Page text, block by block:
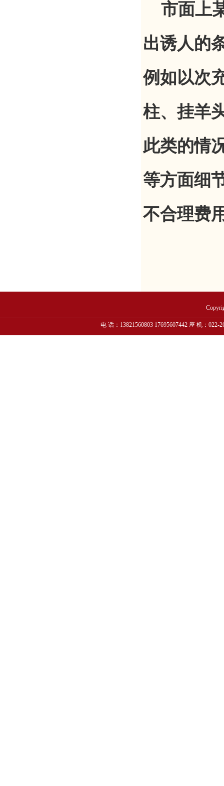
市面上
出诱人的
例如以次
柱、挂羊
此类的情
等方面细
不合理费
电 话：13821560803 17695607442 座 机：